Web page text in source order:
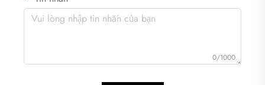
0/1000